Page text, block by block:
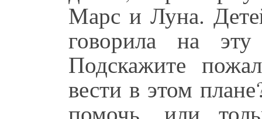
Марс и Луна.
говорила на
Подскажите
вести в этом